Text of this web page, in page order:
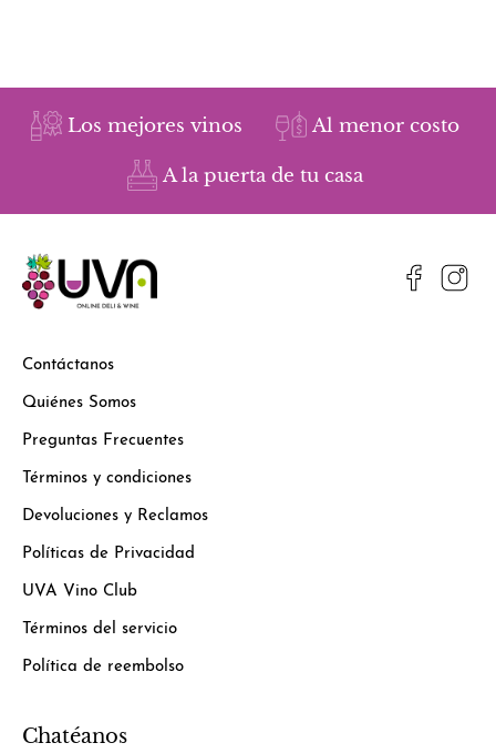
Los mejores vinos Al menor costo
A la puerta de tu casa
Contáctanos
Quiénes Somos
Preguntas Frecuentes
Términos y condiciones
Devoluciones y Reclamos
Políticas de Privacidad
UVA Vino Club
Términos del servicio
Política de reembolso
Chatéanos